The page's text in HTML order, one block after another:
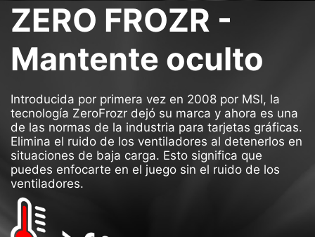
ZERO FROZR -
Mantente oculto
Introducida por primera vez en 2008 por MSI, la
tecnología ZeroFrozr dejó su marca y ahora es una
de las normas de la industria para tarjetas gráficas.
Elimina el ruido de los ventiladores al detenerlos en
situaciones de baja carga. Esto significa que
puedes enfocarte en el juego sin el ruido de los
ventiladores.